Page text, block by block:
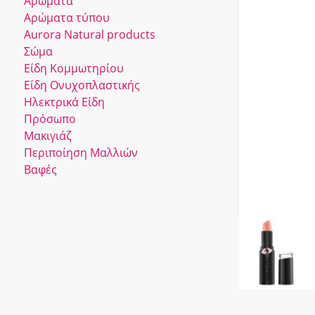
Αρώματα τύπου
Αurora Νatural products
Σώμα
Είδη Κομμωτηρίου
Είδη Ονυχοπλαστικής
Ηλεκτρικά Είδη
Πρόσωπο
Μακιγιάζ
Περιποίηση Μαλλιών
Βαφές